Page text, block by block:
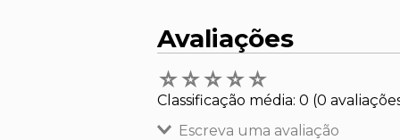
Avaliações
☆☆☆☆☆
Classificação média: 0 (0
Escreva uma avaliação